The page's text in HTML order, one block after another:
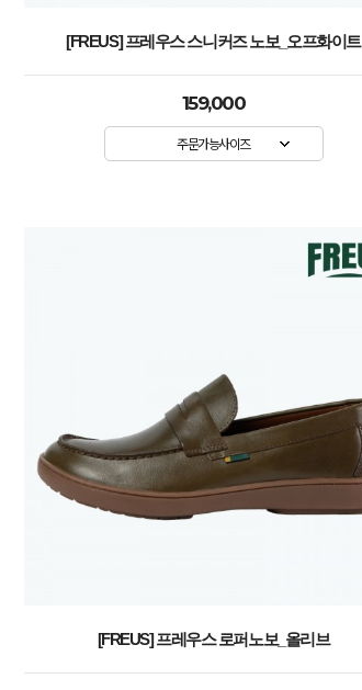
[FREUS] 프레우스 스니커즈 노보_오프화이트
159,000
주문가능사이즈
[FREUS] 프레우스 로퍼노보_올리브